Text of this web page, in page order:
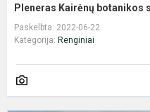
Pleneras Kairėnų botanikos
Paskelbta: 2022-06-22
Kategorija: Renginiai